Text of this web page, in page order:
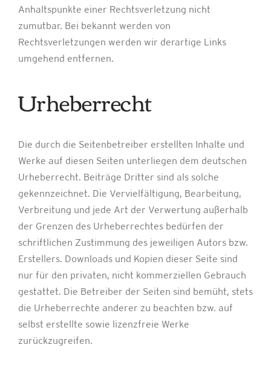
Anhaltspunkte einer Rechtsverletzung nicht
zumutbar. Bei bekannt werden von
Rechtsverletzungen werden wir derartige Links
umgehend entfernen.
Urheberrecht
Die durch die Seitenbetreiber erstellten Inhalte und
Werke auf diesen Seiten unterliegen dem deutschen
Urheberrecht. Beiträge Dritter sind als solche
gekennzeichnet. Die Vervielfältigung, Bearbeitung,
Verbreitung und jede Art der Verwertung außerhalb
der Grenzen des Urheberrechtes bedürfen der
schriftlichen Zustimmung des jeweiligen Autors bzw.
Erstellers. Downloads und Kopien dieser Seite sind
nur für den privaten, nicht kommerziellen Gebrauch
gestattet. Die Betreiber der Seiten sind bemüht, stets
die Urheberrechte anderer zu beachten bzw. auf
selbst erstellte sowie lizenzfreie Werke
zurückzugreifen.